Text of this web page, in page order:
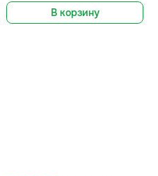
В корзину